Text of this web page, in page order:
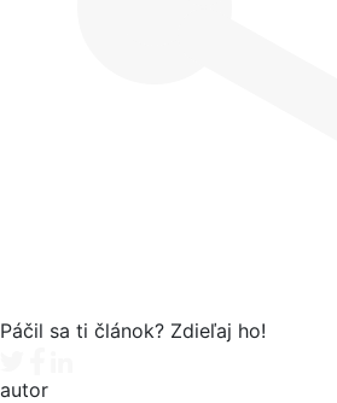
Páčil sa ti článok? Zdieľaj ho!
autor